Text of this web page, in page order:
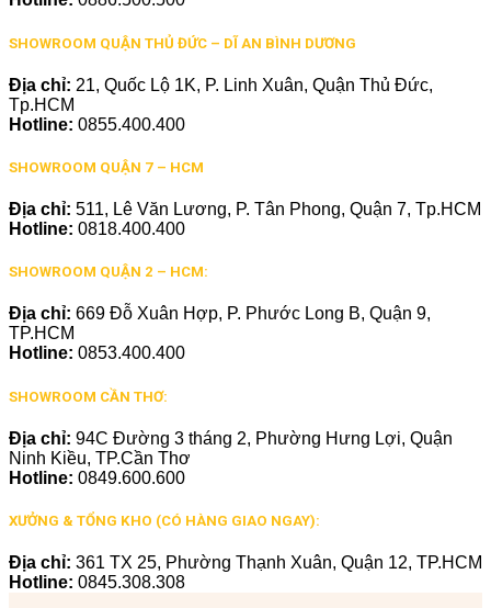
SHOWROOM QUẬN THỦ ĐỨC – DĨ AN BÌNH DƯƠNG
Địa chỉ: 21, Quốc Lộ 1K, P. Linh Xuân, Quận Thủ Đức,
Tp.HCM
Hotline: 0855.400.400
SHOWROOM QUẬN 7 – HCM
Địa chỉ: 511, Lê Văn Lương, P. Tân Phong, Quận 7, Tp.HCM
Hotline: 0818.400.400
SHOWROOM QUẬN 2 – HCM:
Địa chỉ: 669 Đỗ Xuân Hợp, P. Phước Long B, Quận 9,
TP.HCM
Hotline: 0853.400.400
SHOWROOM CẦN THƠ:
Địa chỉ: 94C Đường 3 tháng 2, Phường Hưng Lợi, Quận
Ninh Kiều, TP.Cần Thơ
Hotline: 0849.600.600
XƯỞNG & TỔNG KHO (CÓ HÀNG GIAO NGAY):
Địa chỉ: 361 TX 25, Phường Thạnh Xuân, Quận 12, TP.HCM
Hotline: 0845.308.308